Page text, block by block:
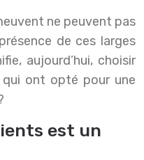
ne peuvent pas
de ces larges
aujourd’hui, choisir
qui ont opté pour une
est un